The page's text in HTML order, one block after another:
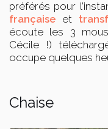
préférés pour
française et
écoute les 3
Cécile !)
occupe quelques
Chaise